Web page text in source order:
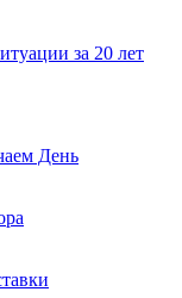
за 20 лет
День